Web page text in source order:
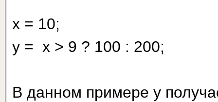
х = 10;
у = х > 9 ? 100 : 200;
В данном примере у